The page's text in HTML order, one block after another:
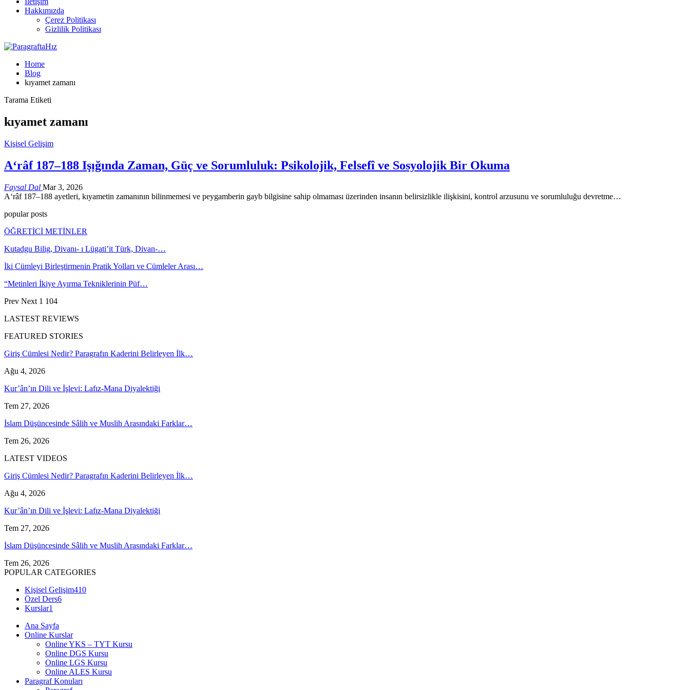
Hakkımızda
Çerez Politikası
Gizlilik Politikası
Home
Blog
kıyamet zamanı
Tarama Etiketi
kıyamet zamanı
Kişisel Gelişim
A‘râf 187–188 Işığında Zaman, Güç ve Sorumluluk: Psikolojik, Felsefî ve Sosyolojik Bir Okuma
Faysal Dal Mar 3, 2026
A‘râf 187–188 ayetleri, kıyametin zamanının bilinmemesi ve peygamberin gayb bilgisine sahip olmaması üzerinden insanın belirsizlikle ilişkisini, kontrol arzusunu ve sorumluluğu devretme…
popular posts
ÖĞRETİCİ METİNLER
Kutadgu Bilig, Divanı- ı Lügati’it Türk, Divan-…
İki Cümleyi Birleştirmenin Pratik Yolları ve Cümleler Arası…
“Metinleri İkiye Ayırma Tekniklerinin Püf…
Prev Next 1 104
LASTEST REVIEWS
FEATURED STORIES
Giriş Cümlesi Nedir? Paragrafın Kaderini Belirleyen İlk…
Ağu 4, 2026
Kur’ân’ın Dili ve İşlevi: Lafız-Mana Diyalektiği
Tem 27, 2026
İslam Düşüncesinde Sâlih ve Muslih Arasındaki Farklar…
Tem 26, 2026
LATEST VIDEOS
Giriş Cümlesi Nedir? Paragrafın Kaderini Belirleyen İlk…
Ağu 4, 2026
Kur’ân’ın Dili ve İşlevi: Lafız-Mana Diyalektiği
Tem 27, 2026
İslam Düşüncesinde Sâlih ve Muslih Arasındaki Farklar…
Tem 26, 2026
POPULAR CATEGORIES
Kişisel Gelişim410
Özel Ders6
Kurslar1
Ana Sayfa
Online Kurslar
Online YKS – TYT Kursu
Online DGS Kursu
Online LGS Kursu
Online ALES Kursu
Paragraf Konuları